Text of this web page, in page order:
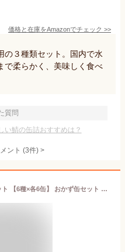
価格と在庫をAmazonでチェック >>
の３種類セット。国内で水
で柔らかく、美味しく食べ
質問
い鯖の缶詰おすすめは？
ント (3件) >
サンヨー堂 缶詰 おかず 36缶セット 【6種×各6缶】 おかず缶セット 美味しい 防災食 非常食 保存食 巣ごもり 食品 備蓄食料 買い置き 在宅 地震 災害 対策 災害 SUNYO サンヨー